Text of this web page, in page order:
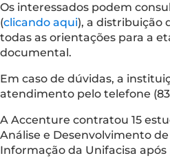
Os interessados podem
(clicando aqui), a distribuição
todas as orientações para a
documental.
Em caso de dúvidas, a
atendimento pelo telefone
A Accenture contratou 15
Análise e Desenvolvimento
Informação da Unifacisa após